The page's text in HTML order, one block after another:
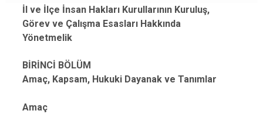
İl ve İlçe İnsan Hakları Kurullarının Kuruluş,
Görev ve Çalışma Esasları Hakkında
Yönetmelik
BİRİNCİ BÖLÜM
Amaç, Kapsam, Hukuki Dayanak ve Tanımlar
Amaç